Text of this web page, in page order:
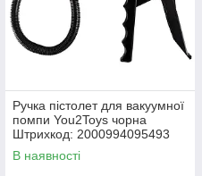
Ручка пістолет для вакуумної
помпи You2Toys чорна
Штрихкод: 2000994095493
В наявності